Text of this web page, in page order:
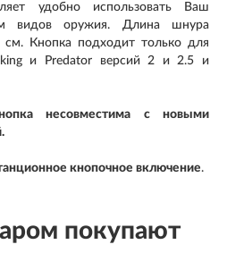
удобно использовать Ваш
видов оружия. Длина шнура
Кнопка подходит только для
и Predator версий 2 и 2.5 и
несовместима с новыми
кнопочное включение.
покупают